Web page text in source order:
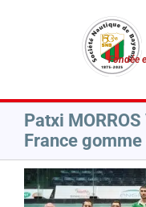
Patxi
France
Voir
l'image